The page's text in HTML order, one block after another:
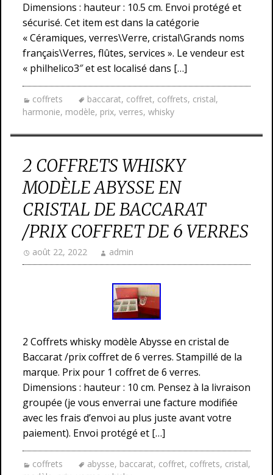
Dimensions : hauteur : 10.5 cm. Envoi protégé et
sécurisé. Cet item est dans la catégorie
« Céramiques, verres\Verre, cristal\Grands noms
français\Verres, flûtes, services ». Le vendeur est
« philhelico3″ et est localisé dans […]
coffrets baccarat, coffret, coffrets, cristal,
harmonie, modèle, prix, verres, whisky
2 COFFRETS WHISKY
MODÈLE ABYSSE EN
CRISTAL DE BACCARAT
/PRIX COFFRET DE 6 VERRES
août 22, 2022 admin
2 Coffrets whisky modèle Abysse en cristal de
Baccarat /prix coffret de 6 verres. Stampillé de la
marque. Prix pour 1 coffret de 6 verres.
Dimensions : hauteur : 10 cm. Pensez à la livraison
groupée (je vous enverrai une facture modifiée
avec les frais d’envoi au plus juste avant votre
paiement). Envoi protégé et […]
coffrets abysse, baccarat, coffret, coffrets, cristal,